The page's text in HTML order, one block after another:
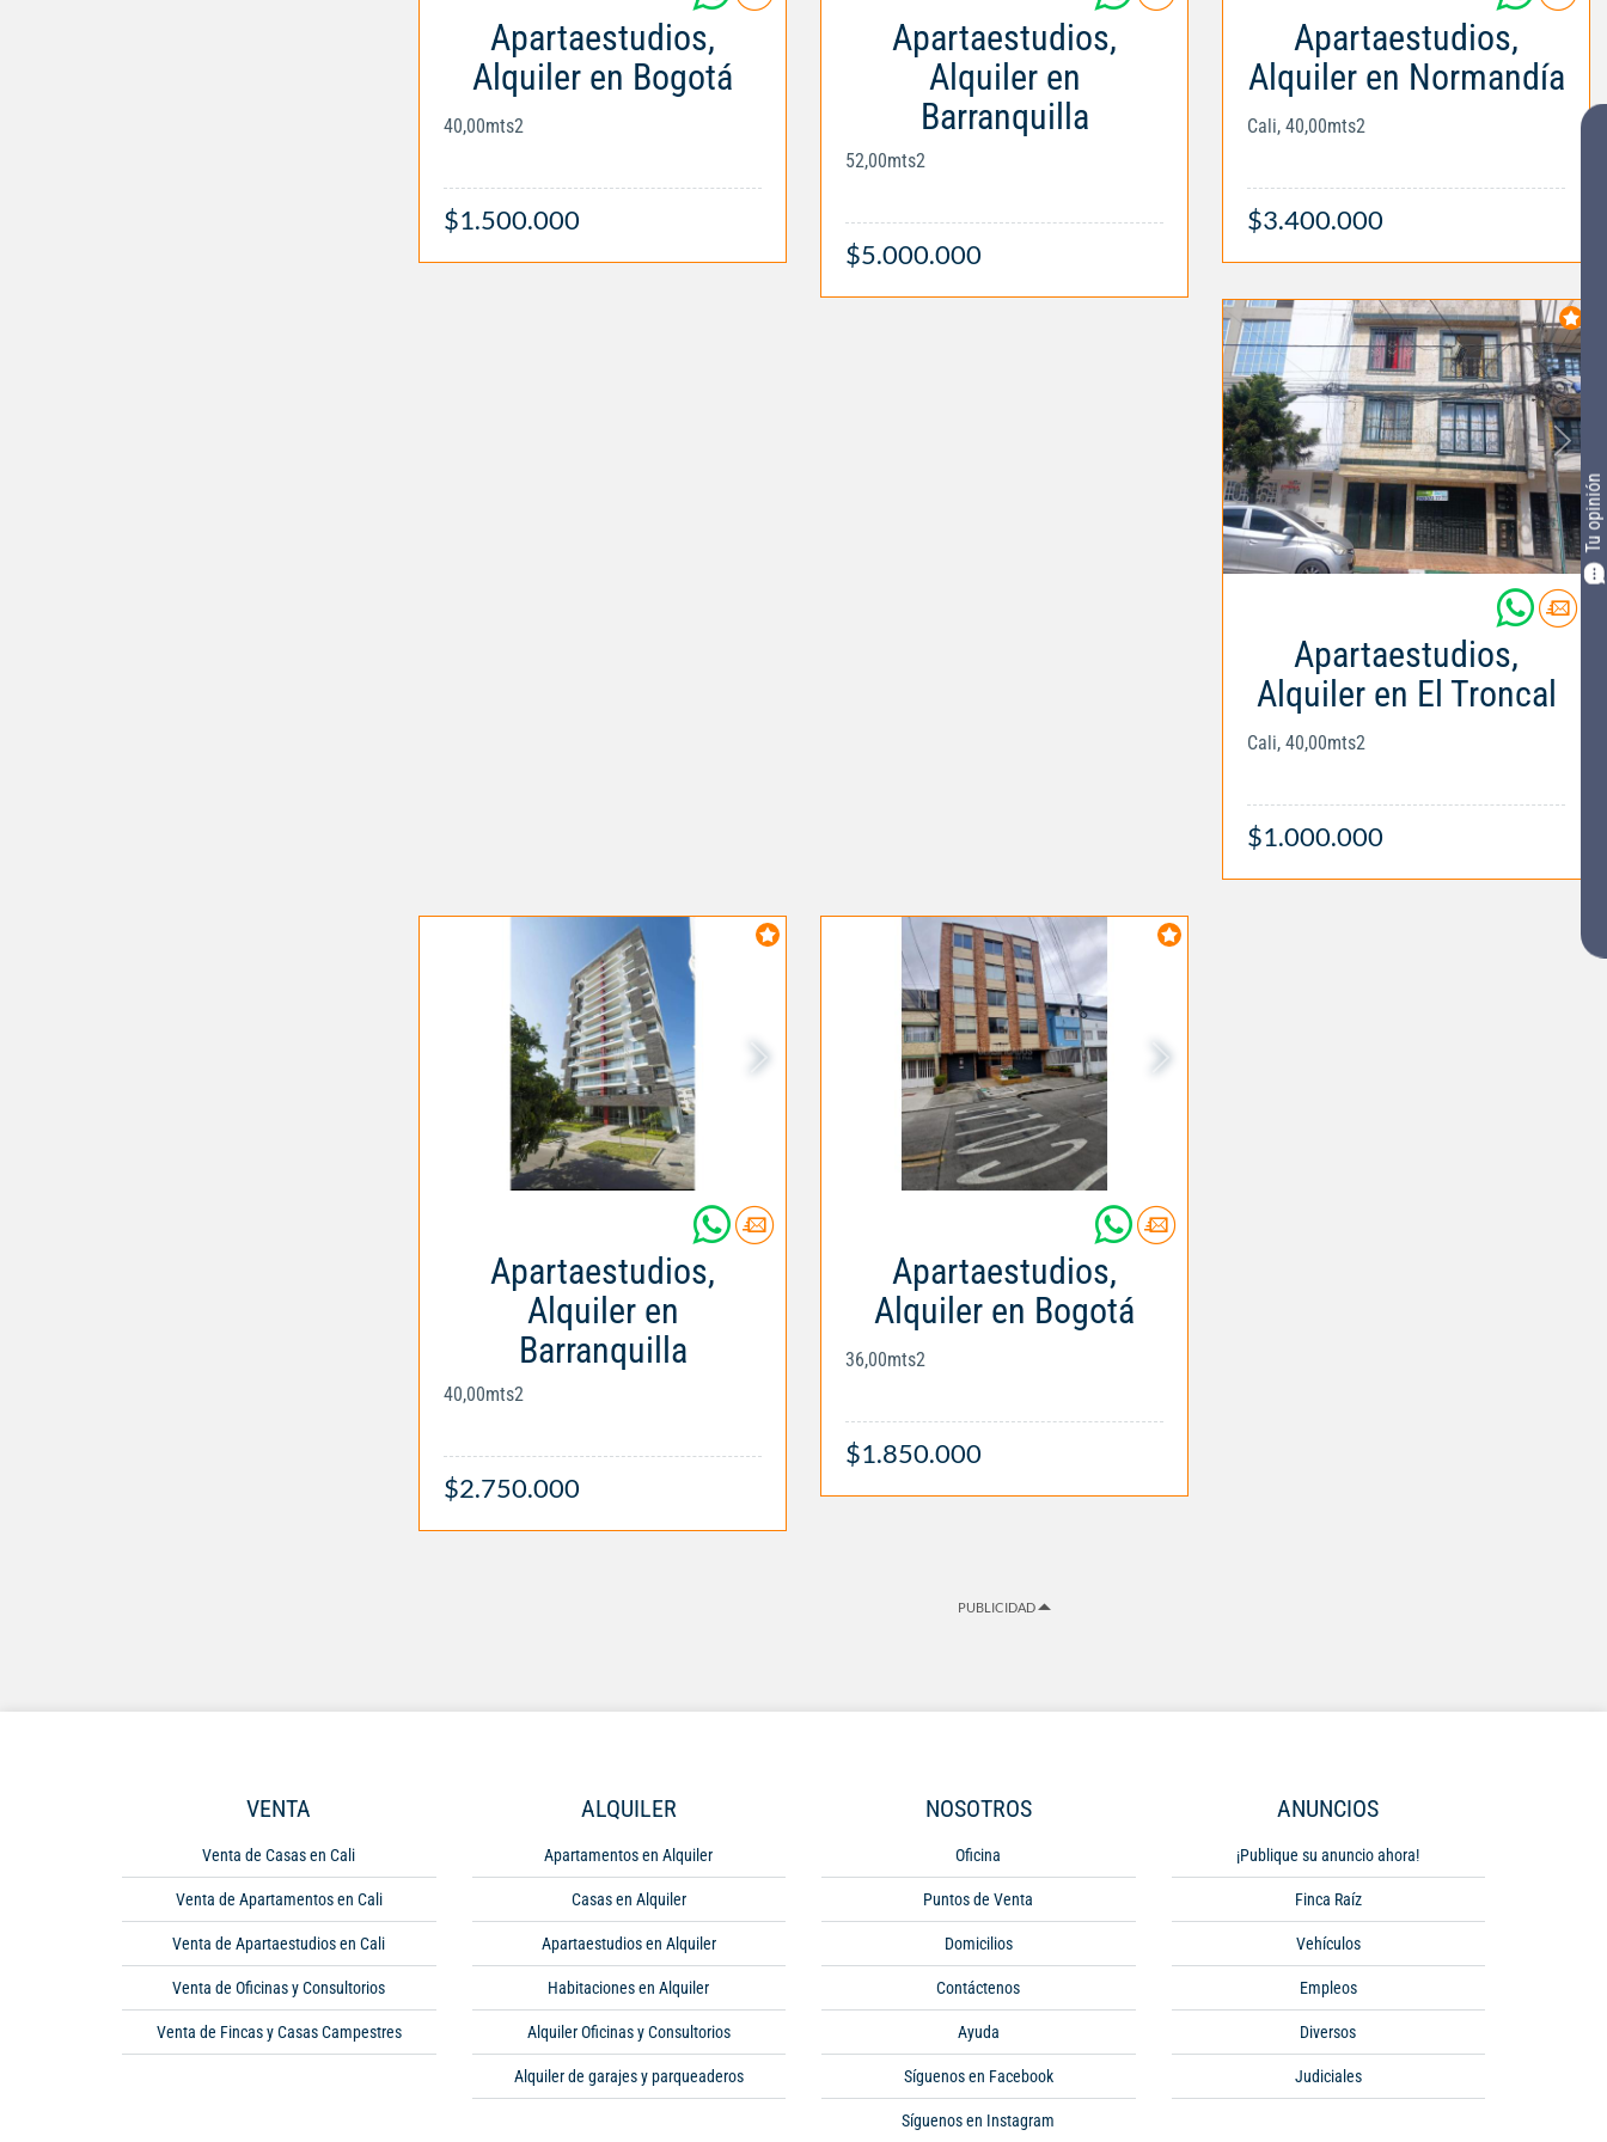
Tu opinión
Apartaestudios,
Alquiler en Bogotá
40,00mts2
$1.500.000
Apartaestudios,
Alquiler en
Barranquilla
52,00mts2
$5.000.000
Apartaestudios,
Alquiler en Normandía
Cali, 40,00mts2
$3.400.000
Apartaestudios,
Alquiler en El Troncal
Cali, 40,00mts2
$1.000.000
Apartaestudios,
Alquiler en
Barranquilla
40,00mts2
$2.750.000
Apartaestudios,
Alquiler en Bogotá
36,00mts2
$1.850.000
PUBLICIDAD
VENTA
Venta de Casas en Cali
Venta de Apartamentos en Cali
Venta de Apartaestudios en Cali
Venta de Oficinas y Consultorios
Venta de Fincas y Casas Campestres
ALQUILER
Apartamentos en Alquiler
Casas en Alquiler
Apartaestudios en Alquiler
Habitaciones en Alquiler
Alquiler Oficinas y Consultorios
Alquiler de garajes y parqueaderos
NOSOTROS
Oficina
Puntos de Venta
Domicilios
Contáctenos
Ayuda
Síguenos en Facebook
Síguenos en Instagram
ANUNCIOS
¡Publique su anuncio ahora!
Finca Raíz
Vehículos
Empleos
Diversos
Judiciales